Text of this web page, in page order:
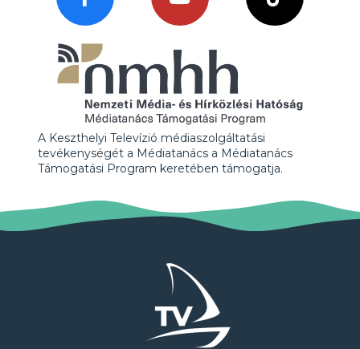
A Keszthelyi Televízió médiaszolgáltatási
tevékenységét a Médiatanács a Médiatanács
Támogatási Program keretében támogatja.